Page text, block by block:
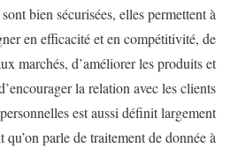
bien sécurisées, elles permettent à
en efficacité et en compétitivité, de
marchés, d’améliorer les produits et
la relation avec les clients.
est aussi définit largement
parle de traitement de donnée à